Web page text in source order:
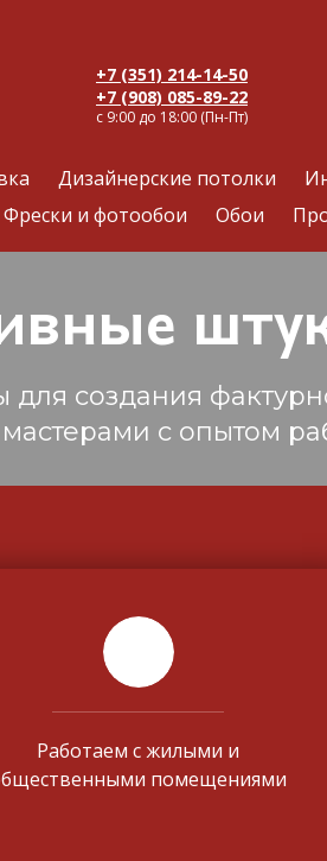
+7 (351) 214-14-50
+7 (908) 085-89-22
с 9:00 до 18:00 (Пн-Пт)
Дизайнерские потолки
Фрески и фотообои Обои
создания
с опытом
Работаем с жилыми и
помещениями